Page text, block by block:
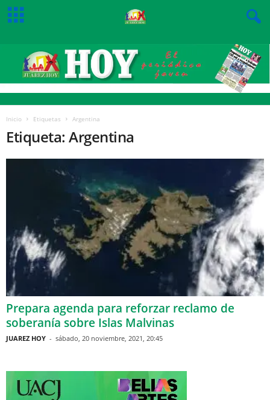
Inicio Etiquetas Argentina
Etiqueta: Argentina
Prepara agenda para reforzar reclamo de
soberanía sobre Islas Malvinas
JUAREZ HOY - sábado, 20 noviembre, 2021, 20:45